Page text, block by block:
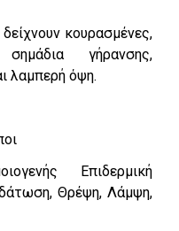
δείχνουν κουρασμένες,
γήρανσης,
λαμπερή όψη.
Επιδερμική
Θρέψη, Λάμψη,